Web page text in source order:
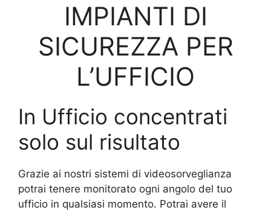
IMPIANTI DI
SICUREZZA PER
L’UFFICIO
In Ufficio concentrati
solo sul risultato
Grazie ai nostri sistemi di videosorveglianza
potrai tenere monitorato ogni angolo del tuo
ufficio in qualsiasi momento. Potrai avere il